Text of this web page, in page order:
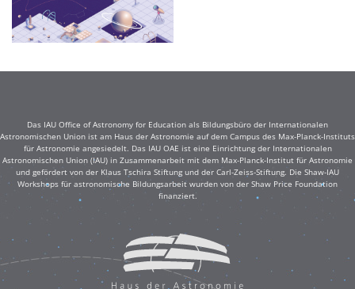
Das IAU Office of Astronomy for Education als Bildungsbüro der Internationalen
Astronomischen Union ist am Haus der Astronomie auf dem Campus des Max-Planck-Instituts
für Astronomie angesiedelt. Das IAU OAE ist eine Einrichtung der Internationalen
Astronomischen Union (IAU) in Zusammenarbeit mit dem Max-Planck-Institut für Astronomie
und gefördert von der Klaus Tschira Stiftung und der Carl-Zeiss-Stiftung. Die Shaw-IAU
Workshops für astronomische Bildungsarbeit wurden von der Shaw Price Foundation
finanziert.